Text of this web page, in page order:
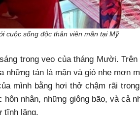
cuộc sống độc thân viên mãn tại Mỹ
trong veo của tháng Mười.
những tán lá mận và gió nhẹ mơn
mình bằng hơi thở chậm rãi
hôn nhân, những giông bão, và cả
tĩnh lặng.